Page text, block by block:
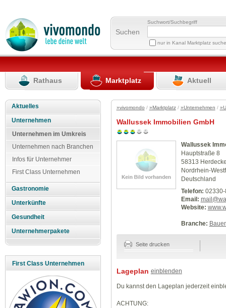
Suchen
Suchwort/Suchbegriff
nur in Kanal Marktplatz
Rathaus Marktplatz Aktuell
Aktuelles
Unternehmen
Unternehmen im Umkreis
Unternehmen nach Branchen
Infos für Unternehmer
First Class Unternehmen
Gastronomie
Unterkünfte
Gesundheit
Unternehmerpakete
First Class Unternehmen
»vivomondo / »Marktplatz/ »Unternehmen /
Wallussek Immobilien GmbH
Wallussek
Hauptstraße 8
58313
Nordrhein-
Deutschland
Telefon:
Email:
Website:
Branche:
Seite drucken
Lageplan einblenden
Du kannst den Lageplan jederzeit
ACHTUNG: